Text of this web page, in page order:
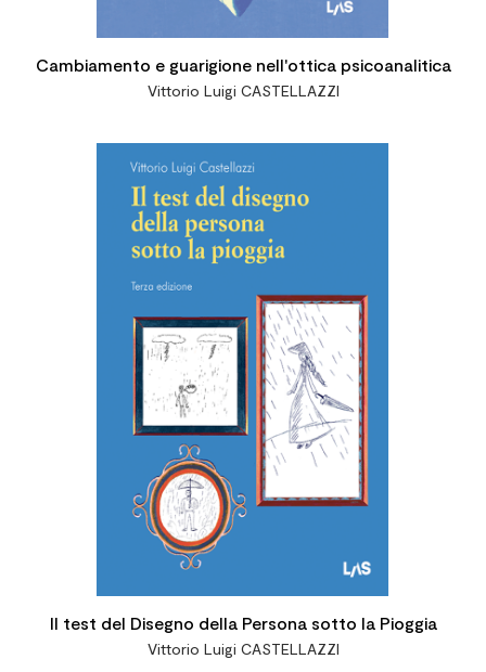
Cambiamento e guarigione nell'ottica psicoanalitica
Vittorio Luigi CASTELLAZZI
Il test del Disegno della Persona sotto la Pioggia
Vittorio Luigi CASTELLAZZI